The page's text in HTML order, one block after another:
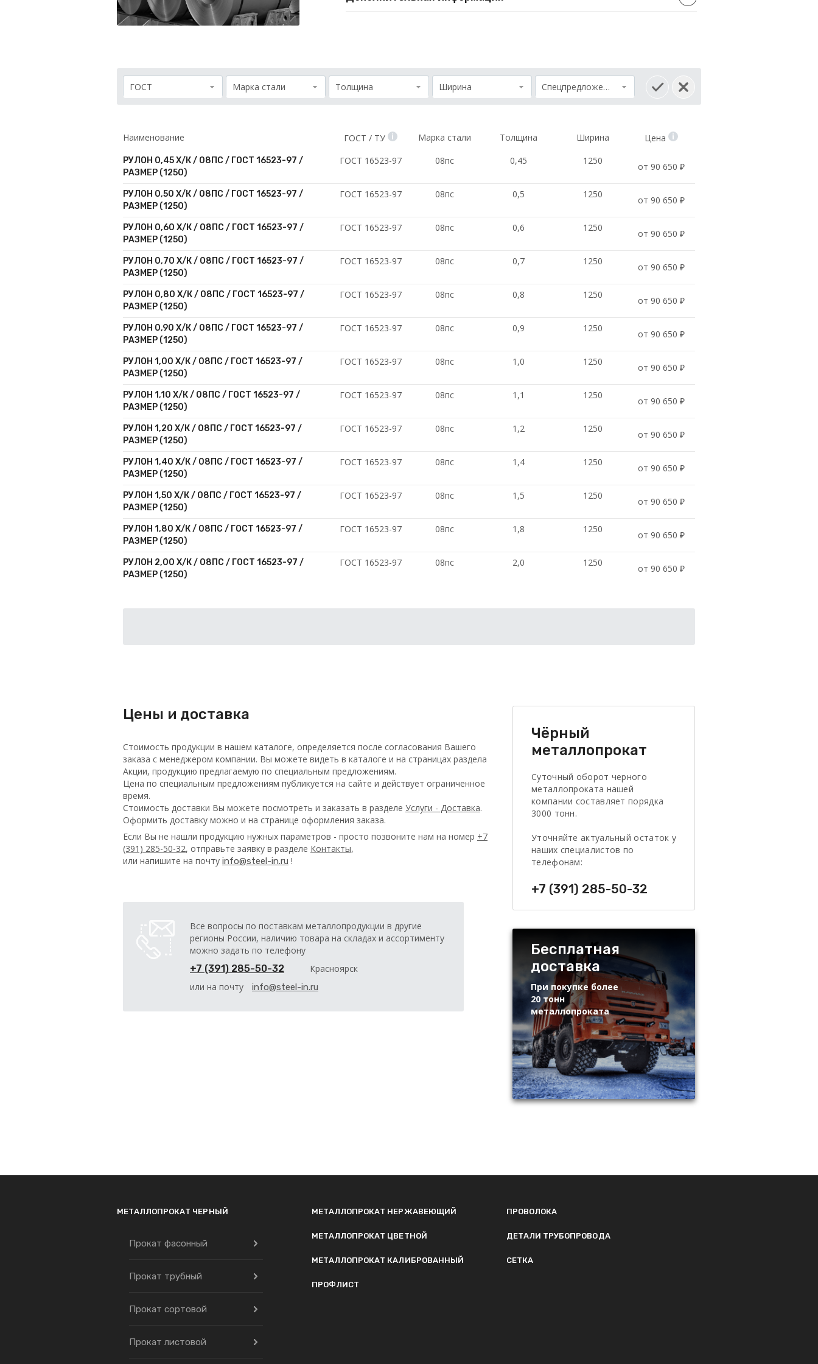
Проволока
Сетка
ГОСТ Марка стали Толщина Ширина Спецпредложение
Наименование ГОСТ / ТУ Марка стали Толщина Ширина Цена
РУЛОН 0,45 Х/К / 08ПС / ГОСТ 16523-97 /
РАЗМЕР (1250)
ГОСТ 16523-97 08пс 0,45 1250
от 90 650 ₽
РУЛОН 0,50 Х/К / 08ПС / ГОСТ 16523-97 /
РАЗМЕР (1250)
ГОСТ 16523-97 08пс 0,5 1250
от 90 650 ₽
РУЛОН 0,60 Х/К / 08ПС / ГОСТ 16523-97 /
РАЗМЕР (1250)
ГОСТ 16523-97 08пс 0,6 1250
от 90 650 ₽
РУЛОН 0,70 Х/К / 08ПС / ГОСТ 16523-97 /
РАЗМЕР (1250)
ГОСТ 16523-97 08пс 0,7 1250
от 90 650 ₽
РУЛОН 0,80 Х/К / 08ПС / ГОСТ 16523-97 /
РАЗМЕР (1250)
ГОСТ 16523-97 08пс 0,8 1250
от 90 650 ₽
РУЛОН 0,90 Х/К / 08ПС / ГОСТ 16523-97 /
РАЗМЕР (1250)
ГОСТ 16523-97 08пс 0,9 1250
от 90 650 ₽
РУЛОН 1,00 Х/К / 08ПС / ГОСТ 16523-97 /
РАЗМЕР (1250)
ГОСТ 16523-97 08пс 1,0 1250
от 90 650 ₽
РУЛОН 1,10 Х/К / 08ПС / ГОСТ 16523-97 /
РАЗМЕР (1250)
ГОСТ 16523-97 08пс 1,1 1250
от 90 650 ₽
РУЛОН 1,20 Х/К / 08ПС / ГОСТ 16523-97 /
РАЗМЕР (1250)
ГОСТ 16523-97 08пс 1,2 1250
от 90 650 ₽
РУЛОН 1,40 Х/К / 08ПС / ГОСТ 16523-97 /
РАЗМЕР (1250)
ГОСТ 16523-97 08пс 1,4 1250
от 90 650 ₽
РУЛОН 1,50 Х/К / 08ПС / ГОСТ 16523-97 /
РАЗМЕР (1250)
ГОСТ 16523-97 08пс 1,5 1250
от 90 650 ₽
РУЛОН 1,80 Х/К / 08ПС / ГОСТ 16523-97 /
РАЗМЕР (1250)
ГОСТ 16523-97 08пс 1,8 1250
от 90 650 ₽
РУЛОН 2,00 Х/К / 08ПС / ГОСТ 16523-97 /
РАЗМЕР (1250)
ГОСТ 16523-97 08пс 2,0 1250
от 90 650 ₽
Цены и доставка
Стоимость продукции в нашем каталоге, определяется после согласования Вашего
заказа с менеджером компании. Вы можете видеть в каталоге и на страницах раздела
Акции, продукцию предлагаемую по специальным предложениям.
Цена по специальным предложениям публикуется на сайте и действует ограниченное
время.
Стоимость доставки Вы можете посмотреть и заказать в разделе Услуги - Доставка.
Оформить доставку можно и на странице оформления заказа.
Если Вы не нашли продукцию нужных параметров - просто позвоните нам на номер +7
(391) 285-50-32, отправьте заявку в разделе Контакты,
или напишите на почту info@steel-in.ru !
Все вопросы по поставкам металлопродукции в другие
регионы России, наличию товара на складах и ассортименту
можно задать по телефону
+7 (391) 285-50-32
Красноярск
или на почту
info@steel-in.ru
Чёрный
металлопрокат
Суточный оборот черного
металлопроката нашей
компании составляет порядка
3000 тонн.
Уточняйте актуальный остаток у
наших специалистов по
телефонам:
+7 (391) 285-50-32
Бесплатная
доставка
При покупке более
20 тонн
металлопроката
МЕТАЛЛОПРОКАТ ЧЕРНЫЙ
Прокат фасонный
Прокат трубный
Прокат сортовой
Прокат листовой
МЕТАЛЛОПРОКАТ НЕРЖАВЕЮЩИЙ
МЕТАЛЛОПРОКАТ ЦВЕТНОЙ
МЕТАЛЛОПРОКАТ КАЛИБРОВАННЫЙ
ПРОФЛИСТ
ПРОВОЛОКА
ДЕТАЛИ ТРУБОПРОВОДА
СЕТКА